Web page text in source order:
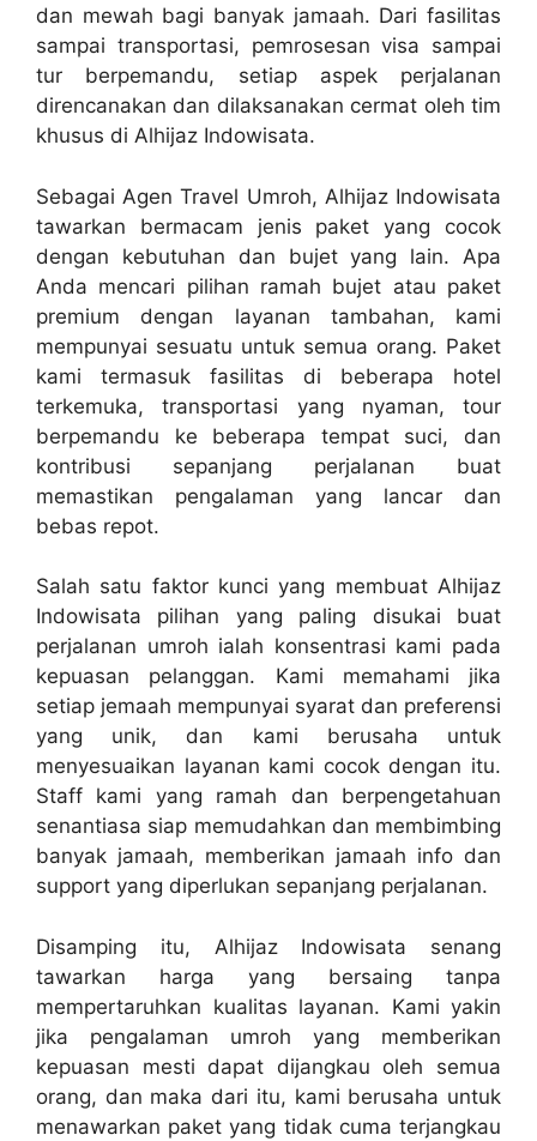
dan mewah bagi banyak jamaah. Dari fasilitas
sampai transportasi, pemrosesan visa sampai
tur berpemandu, setiap aspek perjalanan
direncanakan dan dilaksanakan cermat oleh tim
khusus di Alhijaz Indowisata.
Sebagai Agen Travel Umroh, Alhijaz Indowisata
tawarkan bermacam jenis paket yang cocok
dengan kebutuhan dan bujet yang lain. Apa
Anda mencari pilihan ramah bujet atau paket
premium dengan layanan tambahan, kami
mempunyai sesuatu untuk semua orang. Paket
kami termasuk fasilitas di beberapa hotel
terkemuka, transportasi yang nyaman, tour
berpemandu ke beberapa tempat suci, dan
kontribusi sepanjang perjalanan buat
memastikan pengalaman yang lancar dan
bebas repot.
Salah satu faktor kunci yang membuat Alhijaz
Indowisata pilihan yang paling disukai buat
perjalanan umroh ialah konsentrasi kami pada
kepuasan pelanggan. Kami memahami jika
setiap jemaah mempunyai syarat dan preferensi
yang unik, dan kami berusaha untuk
menyesuaikan layanan kami cocok dengan itu.
Staff kami yang ramah dan berpengetahuan
senantiasa siap memudahkan dan membimbing
banyak jamaah, memberikan jamaah info dan
support yang diperlukan sepanjang perjalanan.
Disamping itu, Alhijaz Indowisata senang
tawarkan harga yang bersaing tanpa
mempertaruhkan kualitas layanan. Kami yakin
jika pengalaman umroh yang memberikan
kepuasan mesti dapat dijangkau oleh semua
orang, dan maka dari itu, kami berusaha untuk
menawarkan paket yang tidak cuma terjangkau